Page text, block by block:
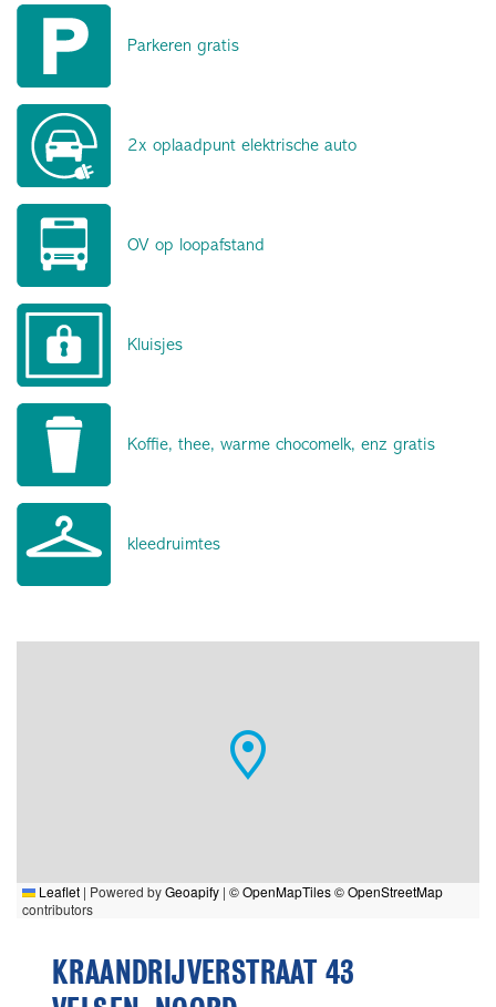
Parkeren gratis
2x oplaadpunt elektrische auto
OV op loopafstand
Kluisjes
Koffie, thee, warme chocomelk, enz gratis
kleedruimtes
Leaflet | Powered byGeoapify | © OpenMapTiles© OpenStreetMap
contributors
KRAANDRIJVERSTRAAT 43